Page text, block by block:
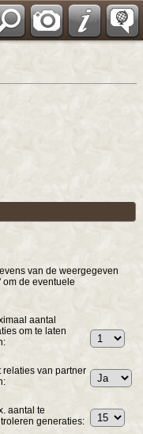
van de weergegeven
om de eventuele
aantal
om te laten
relaties van partner
aantal te
generaties: